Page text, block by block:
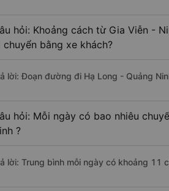
hỏi: Khoảng cách từ Gia Viễn -
chuyển bằng xe khách?
lời: Đoạn đường đi Hạ Long - Quảng
hỏi: Mỗi ngày có bao nhiêu
?
lời: Trung bình mỗi ngày có khoảng